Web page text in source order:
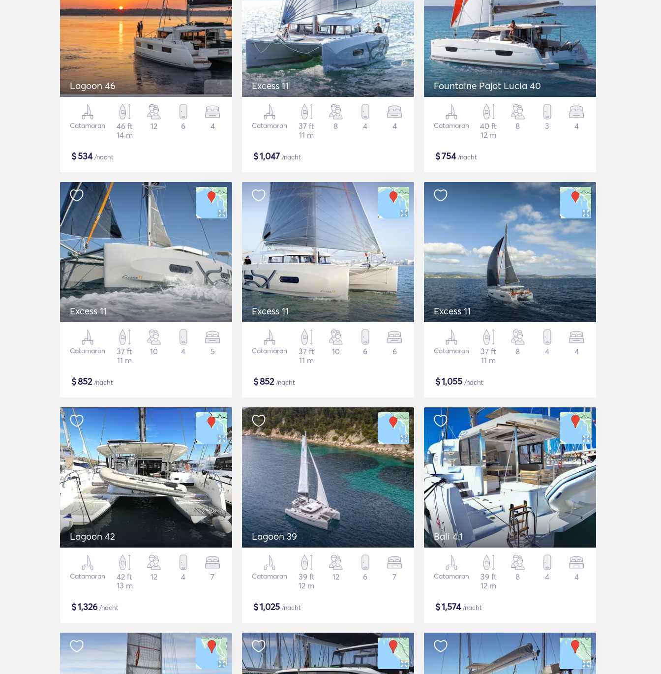
Lagoon 46
Catamaran
46 ft
14 m
12 6 4
$534/nacht
Excess 11
Catamaran
37 ft
11 m
8 4 4
$1,047 /nacht
Fountaine Pajot Lucia 40
Catamaran
40 ft
12 m
8 3 4
$754/nacht
Excess 11
Catamaran
37 ft
11 m
10 4 5
$852/nacht
Excess 11
Catamaran
37 ft
11 m
10 6 6
$852/nacht
Excess 11
Catamaran
37 ft
11 m
8 4 4
$1,055 /nacht
Lagoon 42
Catamaran
42 ft
13 m
12 4 7
$1,326/nacht
Lagoon 39
Catamaran
39 ft
12 m
12 6 7
$1,025 /nacht
Bali 4.1
Catamaran
39 ft
12 m
8 4 4
$1,574/nacht